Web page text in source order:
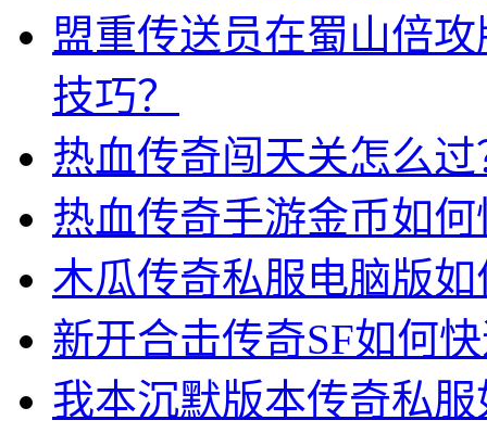
盟重传送员在蜀山倍
技巧？
热血传奇闯天关怎么
热血传奇手游金币如
木瓜传奇私服电脑版
新开合击传奇SF如何
我本沉默版本传奇私